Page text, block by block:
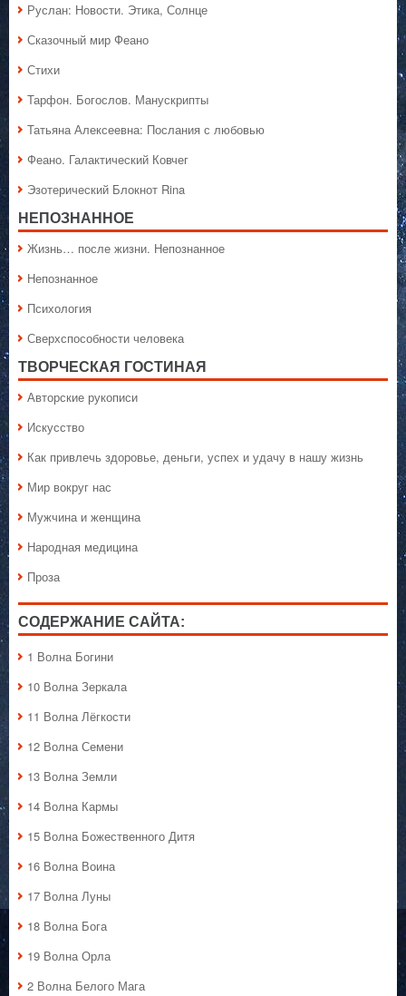
Руслан: Новости. Этика, Солнце
Сказочный мир Феано
Стихи
Тарфон. Богослов. Манускрипты
Татьяна Алексеевна: Послания с любовью
Феано. Галактический Ковчег
Эзотерический Блокнот Rina
НЕПОЗНАННОЕ
Жизнь… после жизни. Непознанное
Непознанное
Психология
Сверхспособности человека
ТВОРЧЕСКАЯ ГОСТИНАЯ
Авторские рукописи
Искусство
Как привлечь здоровье, деньги, успех и удачу в нашу жизнь
Мир вокруг нас
Мужчина и женщина
Народная медицина
Проза
СОДЕРЖАНИЕ САЙТА:
1 Волна Богини
10 Волна Зеркала
11 Волна Лёгкости
12 Волна Семени
13 Волна Земли
14 Волна Кармы
15 Волна Божественного Дитя
16 Волна Воина
17 Волна Луны
18 Волна Бога
19 Волна Орла
2 Волна Белого Мага